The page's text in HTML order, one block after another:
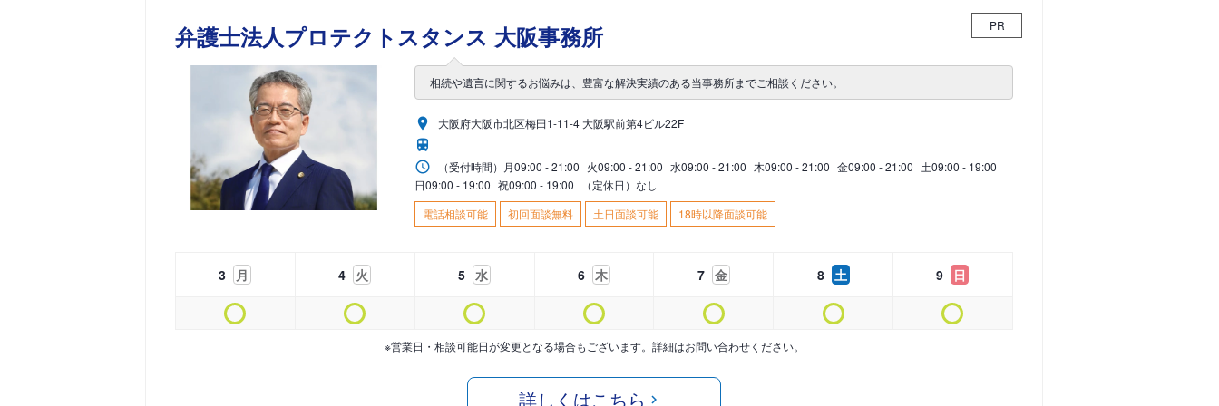
弁護士法人プロテクトスタンス 大阪事務所 PR
相続や遺言に関するお悩みは、豊富な解決実績のある当事務所までご相談ください。
大阪府大阪市北区梅田1-11-4 大阪駅前第4ビル22F
（受付時間） 月09:00 - 21:00 火09:00 - 21:00 水09:00 - 21:00 木09:00 - 21:00 金09:00 - 21:00 土09:00 - 19:00
日09:00 - 19:00 祝09:00 - 19:00
（定休日）なし
電話相談可能
初回面談無料 土日面談可能 18時以降面談可能
3 月 4 火 5 水 6 木 7 金 8 土 9 日
※営業日・相談可能日が変更となる場合もございます。詳細はお問い合わせください。
詳しくはこちら